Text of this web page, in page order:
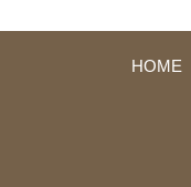
HOME